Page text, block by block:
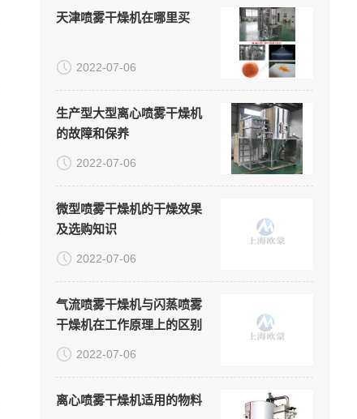
天津喷雾干燥机在哪里买
2022-07-06
生产型大型离心喷雾干燥机
的故障和保养
2022-07-06
微型喷雾干燥机的干燥效果
及选购知识
2022-07-06
气流喷雾干燥机与闪蒸喷雾
干燥机在工作原理上的区别
2022-07-06
离心喷雾干燥机适用的物料